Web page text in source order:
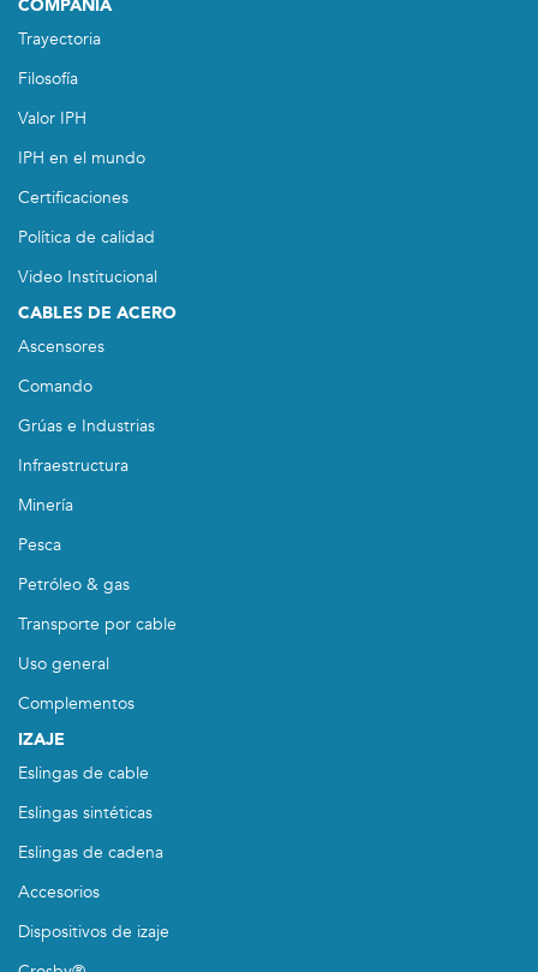
COMPAÑIA
Trayectoria
Filosofía
Valor IPH
IPH en el mundo
Certificaciones
Política de calidad
Video Institucional
CABLES DE ACERO
Ascensores
Comando
Grúas e Industrias
Infraestructura
Minería
Pesca
Petróleo & gas
Transporte por cable
Uso general
Complementos
IZAJE
Eslingas de cable
Eslingas sintéticas
Eslingas de cadena
Accesorios
Dispositivos de izaje